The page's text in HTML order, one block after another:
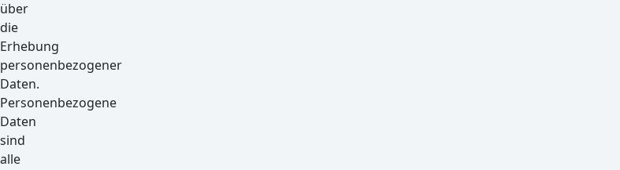
über
die
Erhebung
personenbezogener
Daten.
Personenbezogene
Daten
sind
alle